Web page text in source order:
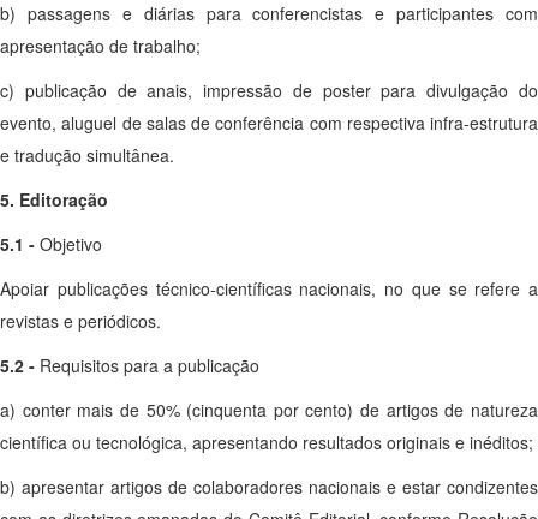
b) passagens e diárias para conferencistas e participantes com
apresentação de trabalho;
c) publicação de anais, impressão de poster para divulgação do
evento, aluguel de salas de conferência com respectiva infra-estrutura
e tradução simultânea.
5. Editoração
5.1 - Objetivo
Apoiar publicações técnico-científicas nacionais, no que se refere a
revistas e periódicos.
5.2 - Requisitos para a publicação
a) conter mais de 50% (cinquenta por cento) de artigos de natureza
científica ou tecnológica, apresentando resultados originais e inéditos;
b) apresentar artigos de colaboradores nacionais e estar condizentes